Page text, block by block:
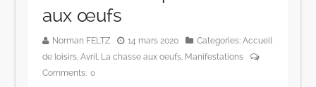
aux œufs
Norman FELTZ 14 mars 2020 Categories:Accueil
de loisirs ,Avril La chasse aux oeufs Manifestations
Comments: 0